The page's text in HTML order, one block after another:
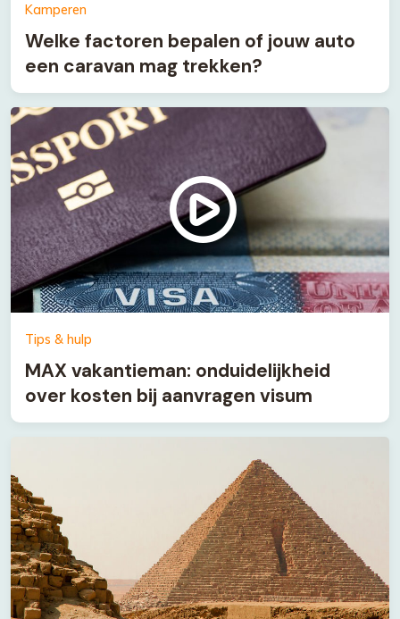
Kamperen
Welke factoren bepalen of jouw auto
een caravan mag trekken?
Tips & hulp
MAX vakantieman: onduidelijkheid
over kosten bij aanvragen visum